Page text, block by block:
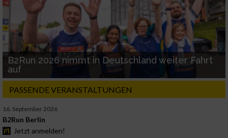
B2Run 2026 nimmt in Deutschland weiter Fahrt
auf
PASSENDE VERANSTALTUNGEN
16. September 2026
B2Run Berlin
Jetzt anmelden!